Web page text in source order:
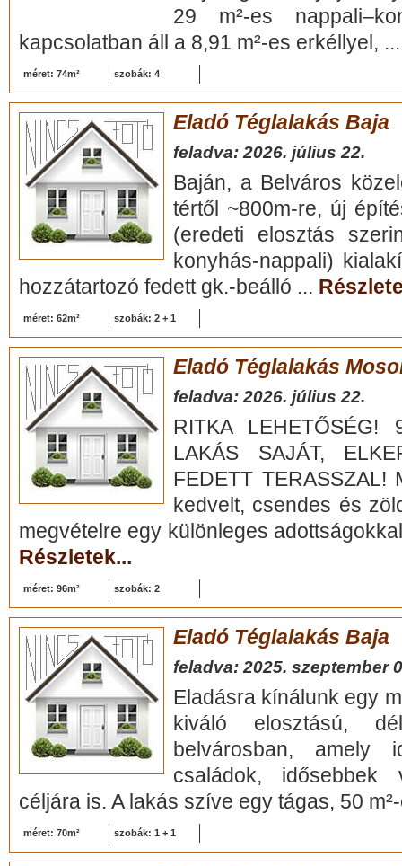
29 m²-es
kapcsolatban áll a 8,91 m²-es erkéllyel,
méret: 74m² szobák: 4
Eladó Téglalakás Baja
feladva: 2026. július 22.
Baján, a Belváros
tértől ~800m-re, új
(eredeti elosztás
konyhás-nappali)
hozzátartozó fedett gk.-beálló ...
méret: 62m² szobák: 2 + 1
Eladó Téglalakás
feladva: 2026. július 22.
RITKA LEHETŐSÉG!
LAKÁS SAJÁT,
FEDETT TERASSZAL!
kedvelt, csendes és
megvételre egy különleges
Részletek...
méret: 96m² szobák: 2
Eladó Téglalakás Baja
feladva: 2025. szeptember
Eladásra kínálunk egy
kiváló elosztású,
belvárosban, amely
családok, idősebbek
céljára is. A lakás szíve egy tágas, 50
méret: 70m² szobák: 1 + 1